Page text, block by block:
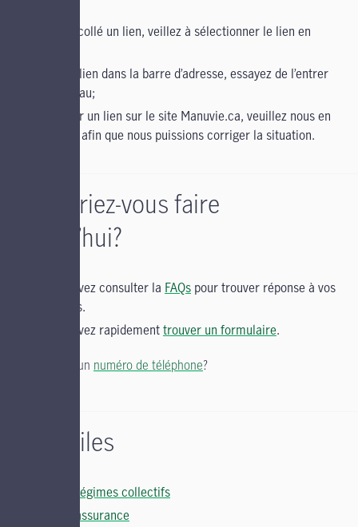
copié et collé un lien, veillez à sélectionner le lien en
entré un lien dans la barre d’adresse, essayez de l’entrer
de nouveau;
cliqué sur un lien sur le site Manuvie.ca, veuillez nous en
informer afin que nous puissions corriger la situation.
Qu’aimeriez-vous faire
aujourd’hui?
Vous pouvez consulter la FAQs pour trouver réponse à vos
questions.
Vous pouvez rapidementtrouver un formulaire.
Vous cherchez un numéro de téléphone?
Liens utiles
Soutien régimes collectifs
Soutien assurance